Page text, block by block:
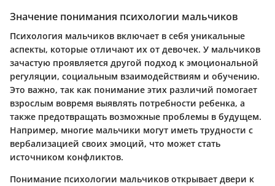
Значение понимания психологии мальчиков
Психология мальчиков включает в себя уникальные
аспекты, которые отличают их от девочек. У мальчиков
зачастую проявляется другой подход к эмоциональной
регуляции, социальным взаимодействиям и обучению.
Это важно, так как понимание этих различий помогает
взрослым вовремя выявлять потребности ребенка, а
также предотвращать возможные проблемы в будущем.
Например, многие мальчики могут иметь трудности с
вербализацией своих эмоций, что может стать
источником конфликтов.
Понимание психологии мальчиков открывает двери к